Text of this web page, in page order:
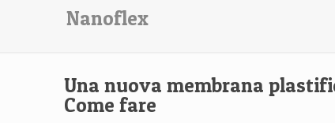
Nanoflex
Una nuova membrana
Come fare